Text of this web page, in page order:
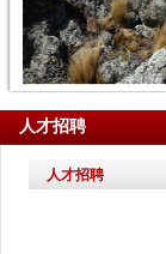
人才招聘
人才招聘